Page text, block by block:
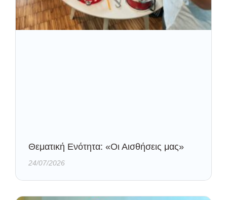
Θεματική Ενότητα: «Οι Αισθήσεις μας»
24/07/2026